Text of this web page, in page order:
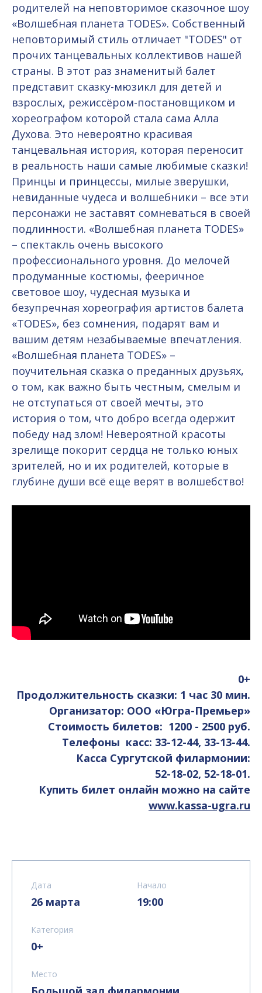
родителей на неповторимое сказочное шоу
«Волшебная планета TODES». Собственный
неповторимый стиль отличает "TODES" от
прочих танцевальных коллективов нашей
страны. В этот раз знаменитый балет
представит сказку-мюзикл для детей и
взрослых, режиссёром-постановщиком и
хореографом которой стала сама Алла
Духова. Это невероятно красивая
танцевальная история, которая переносит
в реальность наши самые любимые сказки!
Принцы и принцессы, милые зверушки,
невиданные чудеса и волшебники – все эти
персонажи не заставят сомневаться в своей
подлинности. «Волшебная планета TODES»
– спектакль очень высокого
профессионального уровня. До мелочей
продуманные костюмы, фееричное
световое шоу, чудесная музыка и
безупречная хореография артистов балета
«TODES», без сомнения, подарят вам и
вашим детям незабываемые впечатления.
«Волшебная планета TODES» –
поучительная сказка о преданных друзьях,
о том, как важно быть честным, смелым и
не отступаться от своей мечты, это
история о том, что добро всегда одержит
победу над злом! Невероятной красоты
зрелище покорит сердца не только юных
зрителей, но и их родителей, которые в
глубине души всё еще верят в волшебство!
0+
Продолжительность сказки: 1 час 30 мин.
Организатор: ООО «Югра-Премьер»
Стоимость билетов: 1200 - 2500 руб.
Телефоны касс: 33-12-44, 33-13-44.
Касса Сургутской филармонии:
52-18-02, 52-18-01.
Купить билет онлайн можно на сайте
www.kassa-ugra.ru
Дата
26 марта
Начало
19:00
Категория
0+
Место